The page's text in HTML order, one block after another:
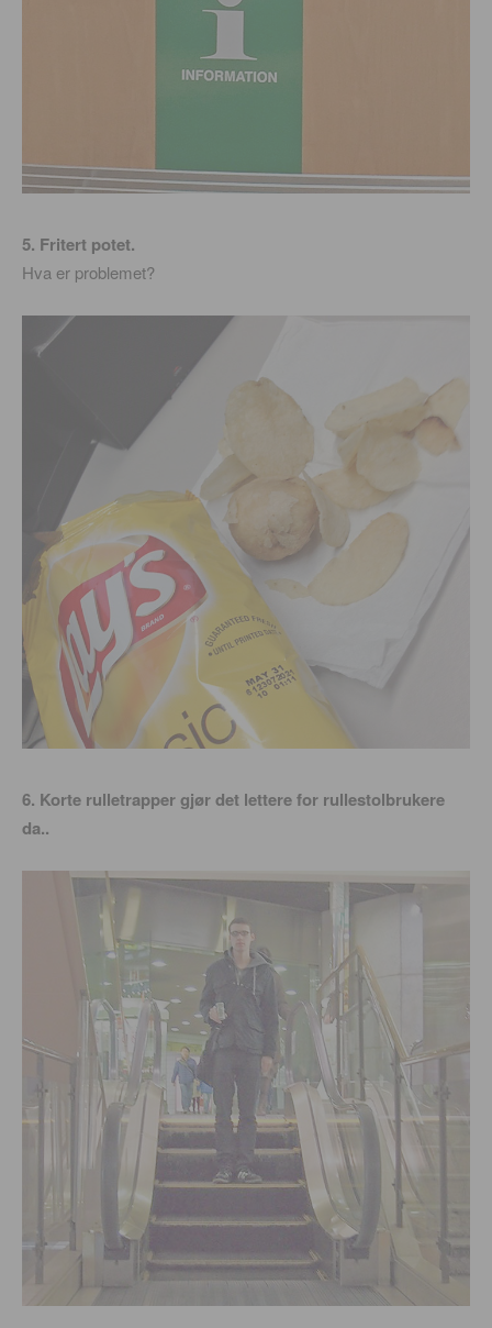
5. Fritert potet.
Hva er problemet?
6. Korte rulletrapper gjør det lettere for rullestolbrukere
da..